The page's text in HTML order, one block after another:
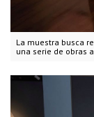
La muestra busca
una serie de obras